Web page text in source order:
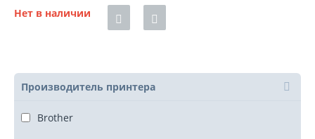
Нет в наличии
Производитель принтера
Brother